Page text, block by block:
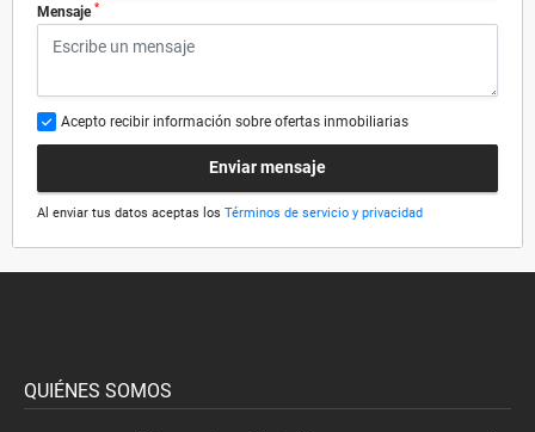
Mensaje *
Acepto recibir información sobre ofertas inmobiliarias
Enviar mensaje
Al enviar tus datos aceptas los Términos de servicio y privacidad
QUIÉNES SOMOS